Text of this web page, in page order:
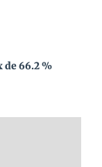
de 66.2 %